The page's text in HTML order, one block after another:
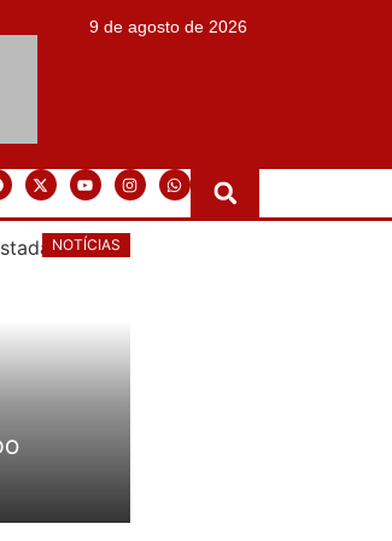
9 de agosto de 2026
NOTÍCIAS